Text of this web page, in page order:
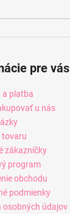
pre vás
a platba
u nás
tovaru
zákazníčky
program
obchodu
podmienky
osobných údajov